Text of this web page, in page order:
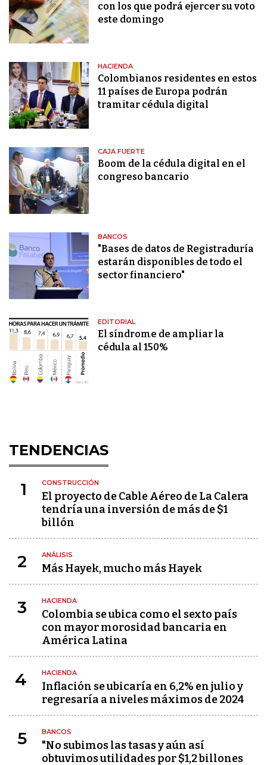
con los que podrá ejercer su voto
este domingo
HACIENDA
Colombianos residentes en estos
11 países de Europa podrán
tramitar cédula digital
CAJA FUERTE
Boom de la cédula digital en el
congreso bancario
BANCOS
"Bases de datos de Registraduría
estarán disponibles de todo el
sector financiero"
EDITORIAL
El síndrome de ampliar la
cédula al 150%
TENDENCIAS
1 CONSTRUCCIÓN
El proyecto de Cable Aéreo de La Calera
tendría una inversión de más de $1
billón
2 ANÁLISIS
Más Hayek, mucho más Hayek
3 HACIENDA
Colombia se ubica como el sexto país
con mayor morosidad bancaria en
América Latina
4 HACIENDA
Inflación se ubicaría en 6,2% en julio y
regresaría a niveles máximos de 2024
5 BANCOS
"No subimos las tasas y aún así
obtuvimos utilidades por $1,2 billones